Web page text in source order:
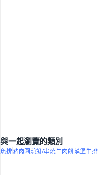
與一起瀏覽的類別
魚排豬肉圓煎餅/串燒牛肉餅漢堡牛排